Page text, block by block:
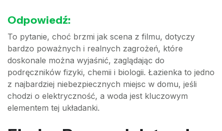
Odpowiedź:
To pytanie, choć brzmi jak scena z filmu, dotyczy
bardzo poważnych i realnych zagrożeń, które
doskonale można wyjaśnić, zaglądając do
podręczników fizyki, chemii i biologii. Łazienka to jedno
z najbardziej niebezpiecznych miejsc w domu, jeśli
chodzi o elektryczność, a woda jest kluczowym
elementem tej układanki.